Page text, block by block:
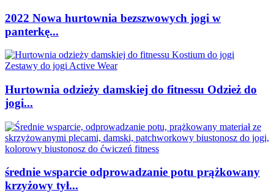
2022 Nowa hurtownia bezszwowych jogi w
panterkę...
Hurtownia odzieży damskiej do fitnessu Odzież do
jogi...
średnie wsparcie odprowadzanie potu prążkowany
krzyżowy tył...